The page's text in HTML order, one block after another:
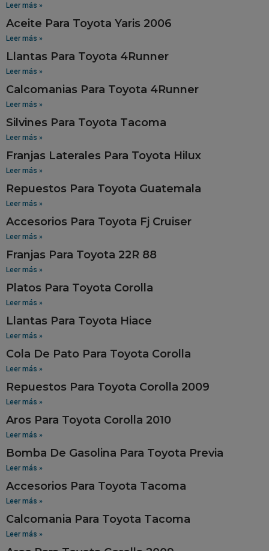
Leer más »
Aceite Para Toyota Yaris 2006
Leer más »
Llantas Para Toyota 4Runner
Leer más »
Calcomanias Para Toyota 4Runner
Leer más »
Silvines Para Toyota Tacoma
Leer más »
Franjas Laterales Para Toyota Hilux
Leer más »
Repuestos Para Toyota Guatemala
Leer más »
Accesorios Para Toyota Fj Cruiser
Leer más »
Franjas Para Toyota 22R 88
Leer más »
Platos Para Toyota Corolla
Leer más »
Llantas Para Toyota Hiace
Leer más »
Cola De Pato Para Toyota Corolla
Leer más »
Repuestos Para Toyota Corolla 2009
Leer más »
Aros Para Toyota Corolla 2010
Leer más »
Bomba De Gasolina Para Toyota Previa
Leer más »
Accesorios Para Toyota Tacoma
Leer más »
Calcomania Para Toyota Tacoma
Leer más »